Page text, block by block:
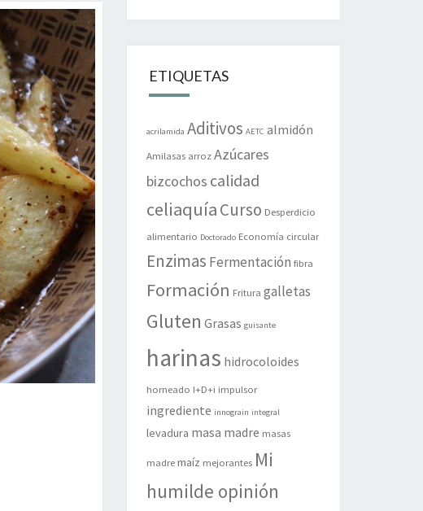
ETIQUETAS
acrilamida Aditivos AETC almidón
Amilasas arroz Azúcares
bizcochos calidad
celiaquíaCurso Desperdicio
alimentario Doctorado Economía circular
Enzimas Fermentación fibra
Formación Fritura galletas
Gluten Grasas guisante
harinas hidrocoloides
horneado I+D+i impulsor
ingrediente innograin integral
levadura masa madre masas
madre maíz mejorantes Mi
humilde opinión